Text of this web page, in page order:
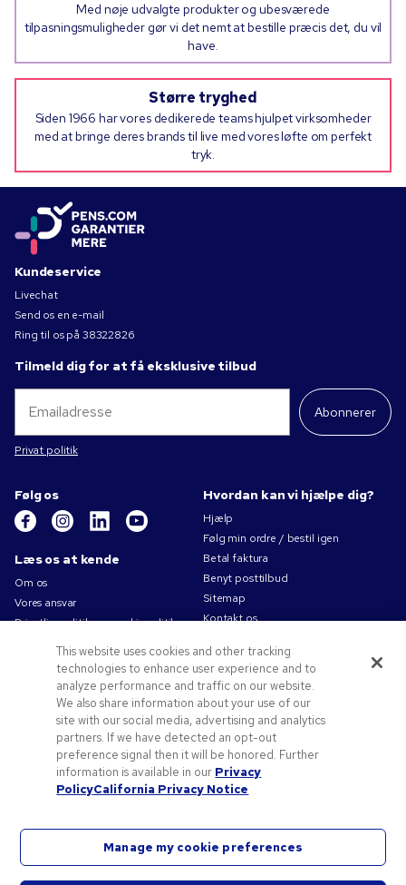
Med nøje udvalgte produkter og ubesværede
tilpasningsmuligheder gør vi det nemt at bestille præcis det, du vil
have.
Større tryghed
Siden 1966 har vores dedikerede teams hjulpet virksomheder
med at bringe deres brands til live med vores løfte om perfekt
tryk.
Kundeservice
Livechat
Send os en e-mail
Ring til os på 38322826
Tilmeld dig for at få eksklusive tilbud
Abonnerer
Privat politik
Følg os
Læs os at kende
Om os
Vores ansvar
Privatlivspolitik og cookiepolitik
Brugsvilkår
Salgsbetingelser
Karriere i Pens.com
Tilbud og ressourcer
Reklameartikler
Rabatkoder og -kuponer
Logoideer
Hvordan kan vi hjælpe dig?
Hjælp
Følg min ordre / bestil igen
Betal faktura
Benyt posttilbud
Sitemap
Kontakt os
This website uses cookies and other tracking
technologies to enhance user experience and to
analyze performance and traffic on our website.
We also share information about your use of our
site with our social media, advertising and analytics
partners. If we have detected an opt-out
preference signal then it will be honored. Further
information is available in our Privacy
PolicyCalifornia Privacy Notice
Manage my cookie preferences